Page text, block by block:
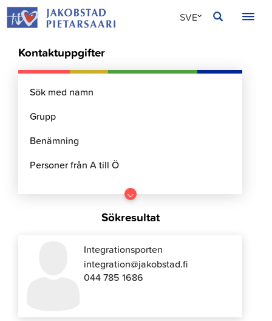
Hoppa
till
SVE
ENG
Kontaktuppgifter
Gå
till
resultater
Sökresultat
Integrationsporten
integration@jakobstad.fi
044 785 1686